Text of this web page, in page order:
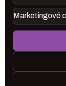
Marketingové